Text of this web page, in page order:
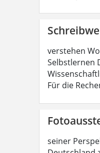
verstehen
Selbstlernen
Für die
seiner